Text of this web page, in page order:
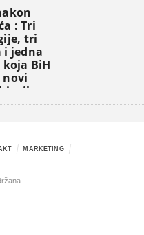
: Tri
tri
i jedna
BiH
novi
triler
MARKETING